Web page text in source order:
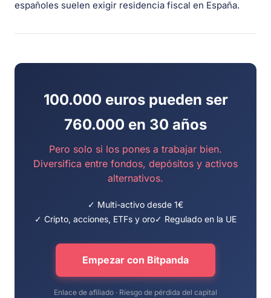
españoles suelen exigir residencia fiscal en España.
100.000 euros pueden ser
760.000 en 30 años
Pero solo si los pones a trabajar bien.
Diversifica entre fondos, depósitos y activos
alternativos.
✓ Multi-activo desde 1€
✓ Cripto, acciones, ETFs y oro✓ Regulado en la UE
Empezar con Bitpanda
Enlace de afiliado · Riesgo de pérdida del capital